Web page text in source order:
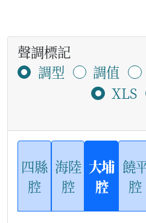
聲調標記
調型
調值
XLS
四縣
腔
海陸
腔
大埔
腔
饒
腔